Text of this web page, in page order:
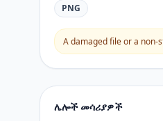
PNG
A damaged file or a non-
ሌሎች መሳሪያዎች